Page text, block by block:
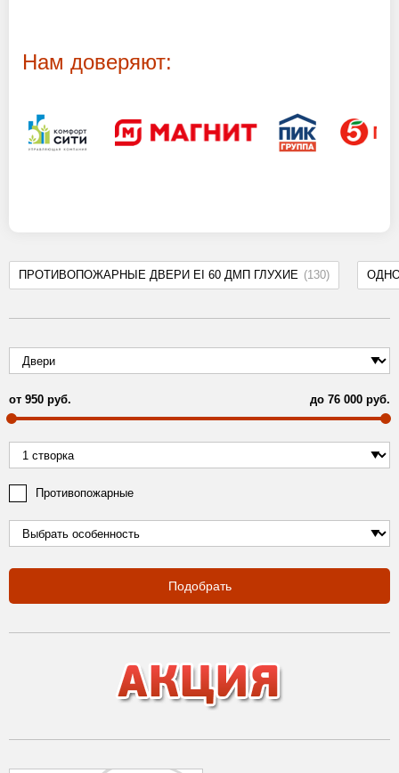
ПРОТИВОПОЖАРНЫЕ ДВЕРИ EI 60 ДМП ГЛУХИЕ (130)
от 950 руб. до 76 000 руб.
Противопожарные
Подобрать
Нам доверяют: